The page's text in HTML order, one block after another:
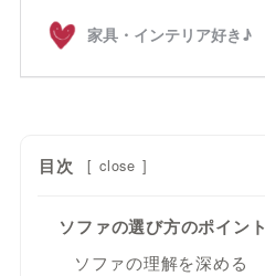
目次 [ close ]
ソファの選び方のポイント
ソファの理解を深める